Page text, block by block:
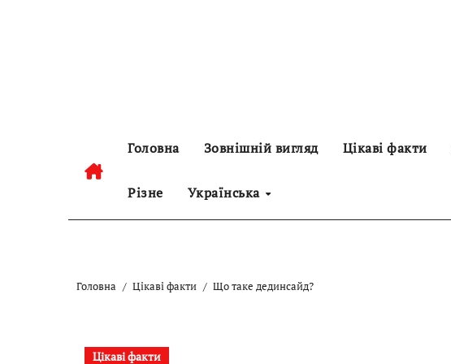
Головна Зовнішній вигляд Цікаві факти
Різне Українська
Головна Цікаві факти Що таке дединсайд?
Цікаві факти